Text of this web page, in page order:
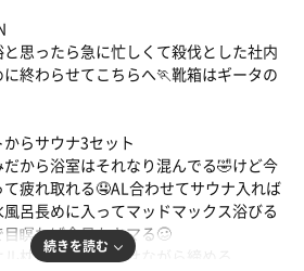
そうです🏆
思ったら急に忙しくて殺伐とした社内
終わらせてこちらへ🏃靴箱はギータの
らサウナ3セット
から浴室はそれなり混んでる🤣けど今
疲れ取れる🤤AL合わせてサウナ入れば
呂長めに入ってマッドマックス浴びる
瞑れば今日もキマる🥴
ル枕にして体浮かせながら締める
続きを読む